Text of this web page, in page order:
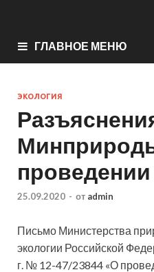
ГЛАВНОЕ МЕНЮ
ЭКОЛОГИЯ
25.09.2020 - от admin
Письмо Министерства
экологии Российской
г. № 12-47/23844 «О